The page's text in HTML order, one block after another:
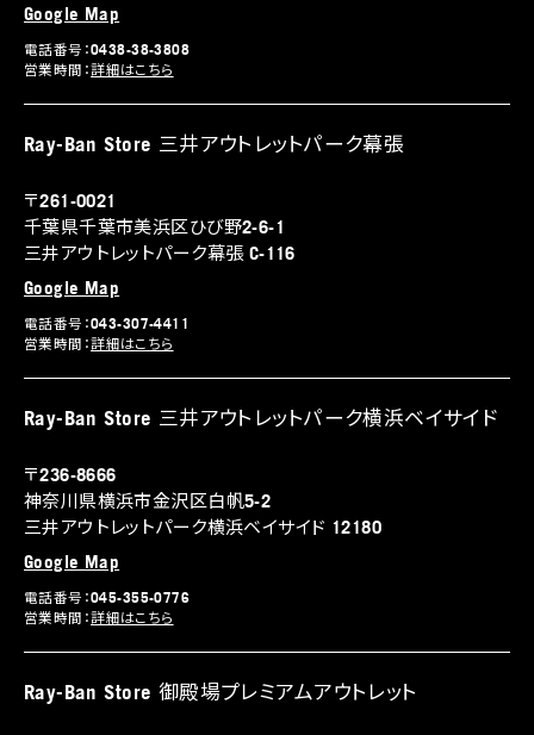
Google Map
電話番号：0438-38-3808
営業時間：詳細はこちら
Ray-Ban Store 三井アウトレットパーク幕張
〒261-0021
千葉県千葉市美浜区ひび野2-6-1
三井アウトレットパーク幕張 C-116
Google Map
電話番号：043-307-4411
営業時間：詳細はこちら
Ray-Ban Store 三井アウトレットパーク横浜ベイサイド
〒236-8666
神奈川県横浜市金沢区白帆5-2
三井アウトレットパーク横浜ベイサイド 12180
Google Map
電話番号：045-355-0776
営業時間：詳細はこちら
Ray-Ban Store 御殿場プレミアムアウトレット